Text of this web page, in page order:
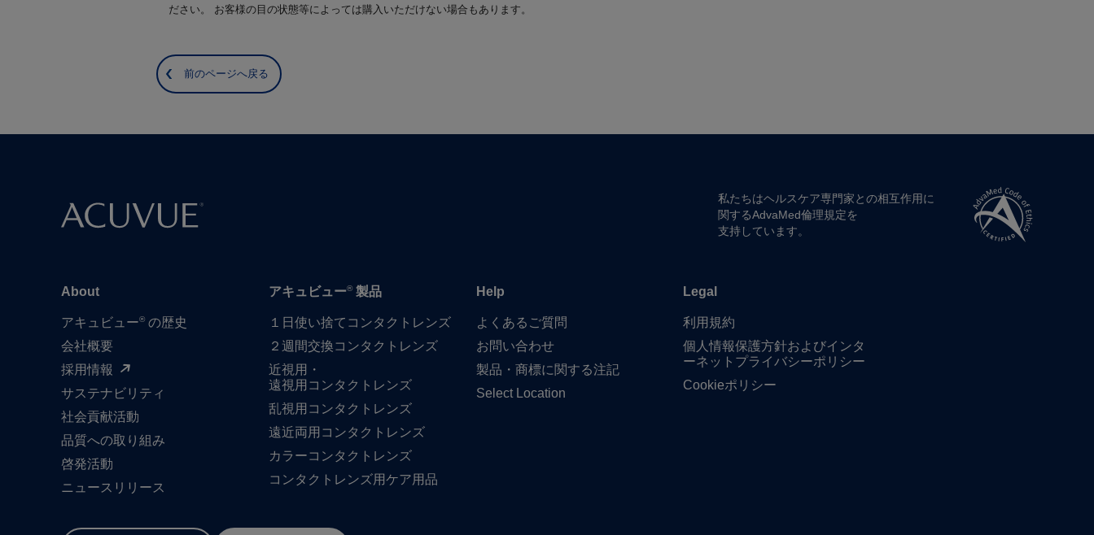
ださい。 お客様の目の状態等によっては購入いただけない場合もあります。
前のページへ戻る
私たちは​ヘルスケア専門家との​相互作用に​
関する​AdvaMed倫理規定を​
支持しています。
About
アキュビュー® の歴史
会社概要
採用情報
サステナビリティ
社会貢献活動
品質への​取り組み
啓発活動
ニュースリリース
アキュビュー®製品
１日​使い捨て​​コンタクトレンズ
２週間交換コンタクトレンズ
近視用・
遠視用コンタクトレンズ
乱視用コンタクトレンズ
遠近両用コンタクトレンズ
カラーコンタクトレンズ
コンタクトレンズ用ケア用品
Help
よく​ある​ご質問
お問い​合わせ
製品・商標に​関する​注記
Select Location
Legal
利用規約
個人情報保護方針およびインタ
ーネットプライバシーポリシー
Cookieポリシー